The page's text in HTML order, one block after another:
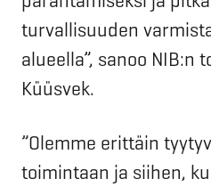
turvallisuuden
alueella”, sanoo NIB:n
Küüsvek.
”Olemme erittäin
toimintaan ja siihen,